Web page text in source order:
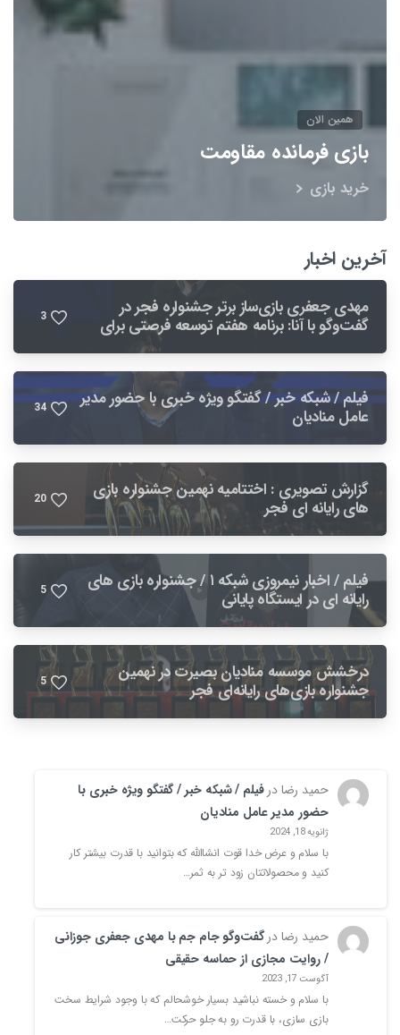
همین الان
بازی فرمانده مقاومت
خرید بازی
آخرین اخبار
مهدی جعفری بازی‌ساز برتر جشنواره فجر در
گفت‌وگو با آنا: برنامه هفتم توسعه فرصتی برای 3
فیلم / شبکه خبر / گفتگو ویژه خبری با حضور مدیر
عامل منادیان 34
گزارش تصویری : اختتامیه نهمین جشنواره بازی
های رایانه ای فجر 20
فیلم / اخبار نیمروزی شبکه ۱ / جشنواره بازی های
رایانه ای در ایستگاه پایانی 5
درخشش موسسه منادیان بصیرت در نهمین
جشنواره بازی‌های رایانه‌ای فجر 5
حمید رضادرفیلم / شبکه خبر / گفتگو ویژه خبری با
حضور مدیر عامل منادیان
ژانویه 18, 2024
با سلام و عرض خدا قوت انشاالله که بتوانید با قدرت بیشتر کار
کنید و محصولاتتان زود تر به ثمر…
حمید رضادرگفت‌وگو جام جم با مهدی جعفری جوزانی
/ روایت‌ مجازی از حماسه‌ حقیقی
آگوست 17, 2023
با سلام و خسته نباشید بسیار خوشحالم که با وجود شرایط سخت
بازی سازی، با قدرت رو به جلو حرکت…